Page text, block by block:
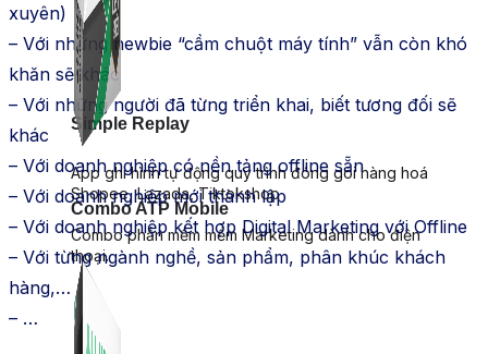
Combo ATP Mobile
Combo phần mềm mềm Marketing dành cho điện
thoại.
Simple Replay
App ghi hình tự động quy trình đóng gói hàng hoá
Shopee, Lazada, Tiktokshop
xuyên)
– Với những newbie “cầm chuột máy tính” vẫn còn khó
khăn sẽ khác
– Với những người đã từng triển khai, biết tương đối sẽ
khác
– Với doanh nghiệp có nền tảng offline sẵn
– Với doanh nghiệp mới thành lập
– Với doanh nghiệp kết hợp Digital Marketing với Offline
– Với từng ngành nghề, sản phẩm, phân khúc khách
hàng,…
– …